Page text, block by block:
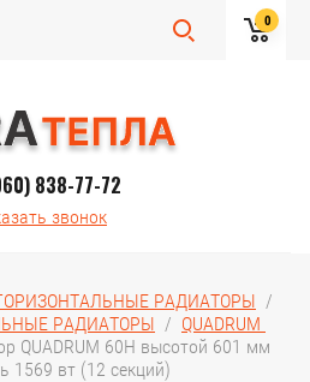
0
838-77-72
звонок
РАДИАТОРЫ
РАДИАТОРЫ
  /
QUADRUM
QUADRUM 60H высотой 601 мм
вт (12 секций)